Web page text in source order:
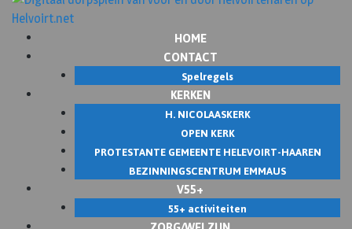
HOME
CONTACT
Spelregels
KERKEN
H. NICOLAASKERK
OPEN KERK
PROTESTANTE GEMEENTE HELEVOIRT-HAAREN
BEZINNINGSCENTRUM EMMAUS
V55+
55+ activiteiten